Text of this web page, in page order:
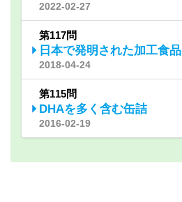
2022-02-27
第117問
日本で発明された加工食品
2018-04-24
第115問
DHAを多く含む缶詰
2016-02-19